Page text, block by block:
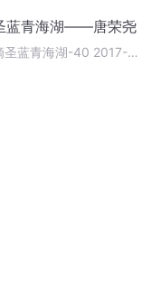
蓝青海湖——唐荣尧
圣蓝青海湖-40 2017-